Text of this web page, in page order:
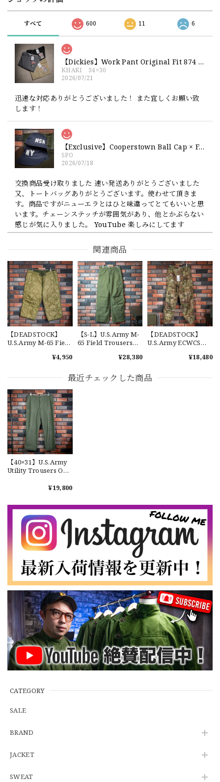
CATEGORY
SALE
BRAND
JACKET
SWEAT
すべて 600 11 6
【Dickies】Work Pant Original Fit 874 新品 ディッキーズ オリジナルフィット ワークパンツ
KHAKI 34×30
2026/07/21
迅速な対応ありがとうございました！ また宜しくお願い致
します！
【Exclusive】Cooperstown Ball Cap × FAR EAST SIGNAL "NSN / NY" NAVY×WHITE Made in USA 別注 新品 クーパーズタウンボールキャップ 6パネル 紺
SPO
2026/07/18
交換商品受け取りました 速い発送ありがとうございました
又、トートバッグありがとうございます。使わせて頂きま
す。商品ですがニューエラとはひと味違ってとてもいいと思
います。チェーンステッチが雰囲気があり、他とかぶらない
感じが気に入りました。 YouTube 楽しみにしてます
【Cooperstown Ball Cap】Made in USA Baseball Cap "1952 BIRMINGHAM BLACK BARONS" 新品 クーパーズタウンボールキャップ バーミングハムブラックバロンズ 6パネル
GREEN
2026/07/17
【W36】POLO by Ralph Lauren POLO CHINO ポロチノ ラルフローレン ユーズド ショーツ ショートパンツ No.30
2026/07/17
DSA
2026/07/16
なかなか見つからないこの色味が本当に好きです！ありがと
うございました！
2026/07/14
【Cooperstown Ball Cap】Made in USA Baseball Cap "NY" STONE×GREEN 新品 クーパーズタウンボールキャップ 6パネル ２トーン 緑
３.1947 New York Cubans
2026/07/01
2026/06/29
【Additive and Line】Wallet Chain Nickel Silver WCH-005 新品 ウォレットチェーン 小判型 ニッケルシルバー 約40cm
2026/06/27
関連商品
【DEADSTOCK】
U.S.Army M-65 Field
アメリカ軍 新品 M65
ー 単体 キルティング
¥4,950
【S-L】U.S.Army M-
65 Field Trousers
M65 カーゴパンツ 実
¥28,380
【DEADSTOCK】
U.S.Army ECWCS
GORE-TEX Trousers
品 アメリカ軍 デッド
ストック スコーピオ
¥18,480
最近チェックした商品
【40×31】U.S.Army
Utility Trousers OG-
ベイカーパンツ ユー
コットンバックサテ
ン ユーズド レア 希少
No.6
¥19,800